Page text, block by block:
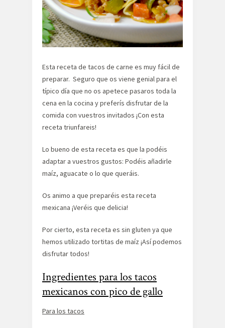
Esta receta de tacos de carne es muy fácil de
preparar. Seguro que os viene genial para el
típico día que no os apetece pasaros toda la
cena en la cocina y preferís disfrutar de la
comida con vuestros invitados ¡Con esta
receta triunfareis!
Lo bueno de esta receta es que la podéis
adaptar a vuestros gustos: Podéis añadirle
maíz, aguacate o lo que queráis.
Os animo a que preparéis esta receta
mexicana ¡Veréis que delicia!
Por cierto, esta receta es sin gluten ya que
hemos utilizado tortitas de maíz ¡Así podemos
disfrutar todos!
Ingredientes para los tacos
mexicanos con pico de gallo
Para los tacos